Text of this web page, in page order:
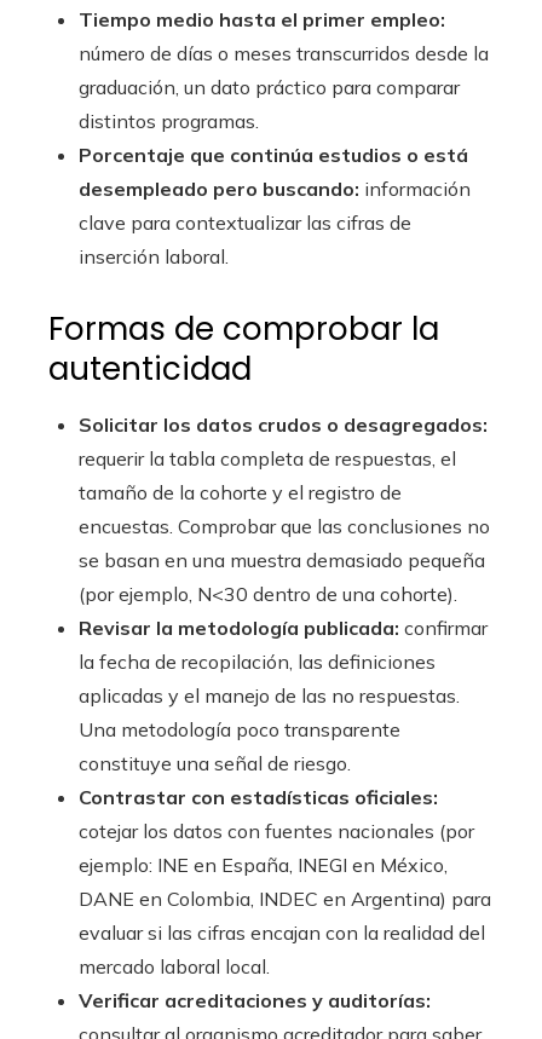
Tiempo medio hasta el primer empleo:
número de días o meses transcurridos desde la
graduación, un dato práctico para comparar
distintos programas.
Porcentaje que continúa estudios o está
desempleado pero buscando: información
clave para contextualizar las cifras de
inserción laboral.
Formas de comprobar la
autenticidad
Solicitar los datos crudos o desagregados:
requerir la tabla completa de respuestas, el
tamaño de la cohorte y el registro de
encuestas. Comprobar que las conclusiones no
se basan en una muestra demasiado pequeña
(por ejemplo, N<30 dentro de una cohorte).
Revisar la metodología publicada: confirmar
la fecha de recopilación, las definiciones
aplicadas y el manejo de las no respuestas.
Una metodología poco transparente
constituye una señal de riesgo.
Contrastar con estadísticas oficiales:
cotejar los datos con fuentes nacionales (por
ejemplo: INE en España, INEGI en México,
DANE en Colombia, INDEC en Argentina) para
evaluar si las cifras encajan con la realidad del
mercado laboral local.
Verificar acreditaciones y auditorías: